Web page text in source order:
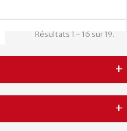
Résultats 1 - 16 sur 19.